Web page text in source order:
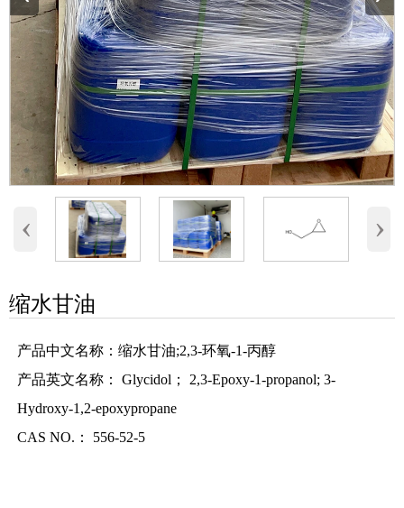
‹ ›
缩水甘油
产品中文名称：缩水甘油;2,3-环氧-1-丙醇
产品英文名称： Glycidol； 2,3-Epoxy-1-propanol; 3-
Hydroxy-1,2-epoxypropane
CAS NO.： 556-52-5